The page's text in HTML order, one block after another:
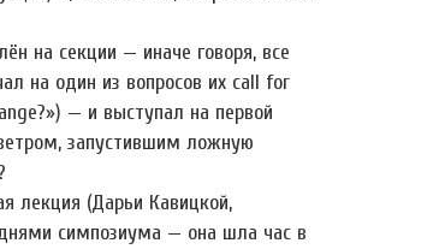
на секции — иначе говоря, все
на один из вопросов их call for
— и выступал на первой
запустившим ложную
лекция (Дарьи Кавицкой,
симпозиума — она шла час в